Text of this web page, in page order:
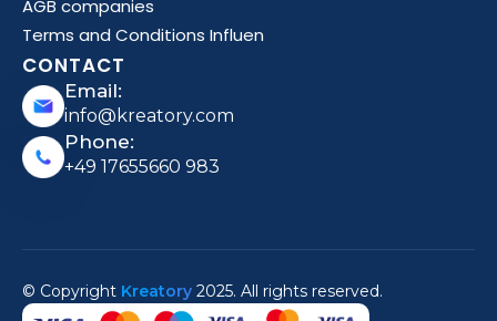
AGB companies
Terms and Conditions Influen
CONTACT
Email:
info@kreatory.com
Phone:
+49 17655660 983
© Copyright Kreatory 2025. All rights reserved.